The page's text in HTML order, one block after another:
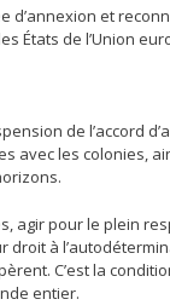
et
États de l’Union
de l’accord
les colonies,
agir pour le plein
droit à
C’est la
entier.